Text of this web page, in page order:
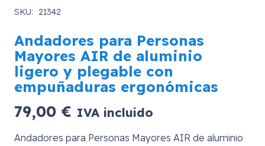
SKU: 21342
Andadores para Personas
Mayores AIR de aluminio
ligero y plegable con
empuñaduras ergonómicas
79,00 € IVA incluido
Andadores para Personas Mayores AIR de aluminio